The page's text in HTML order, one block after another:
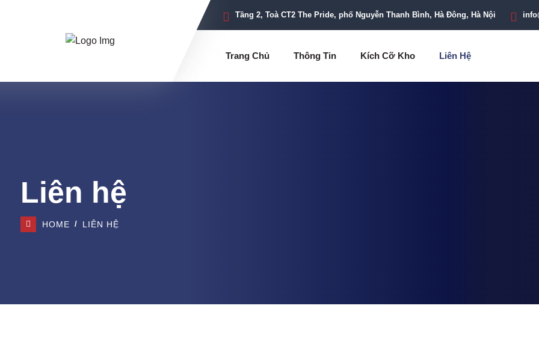
Tầng 2, Toà CT2 The Pride, phố Nguyễn Thanh Bình, Hà Đông, Hà Nội
Trang Chủ Thông Tin Kích Cỡ Kho Liên Hệ
Liên hệ
HOME LIÊN HỆ